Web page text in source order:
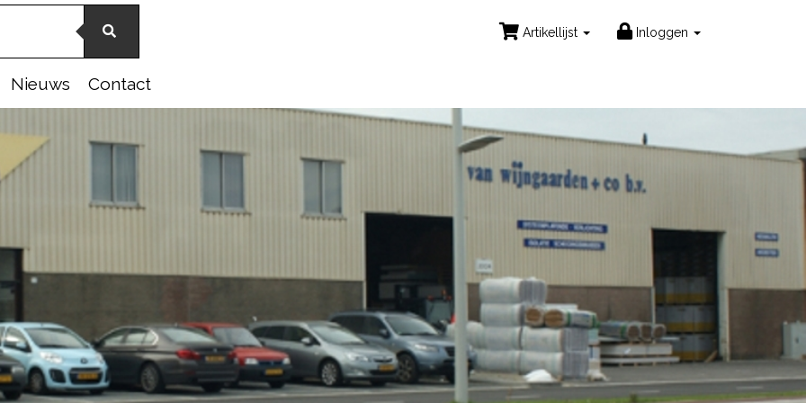
Artikellijst Inloggen
Nieuws Contact